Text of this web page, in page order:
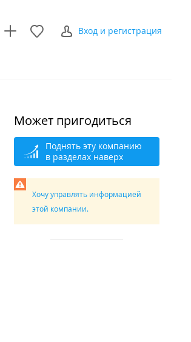
Вход и регистрация
Может пригодиться
Поднять эту компанию
в разделах наверх
Хочу управлять информацией
этой компании.